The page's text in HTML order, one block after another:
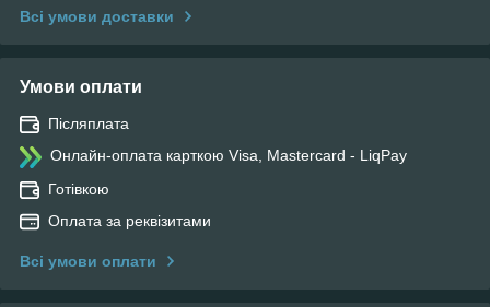
Всі умови доставки
Умови оплати
Післяплата
Онлайн-оплата карткою Visa, Mastercard - LiqPay
Готівкою
Оплата за реквізитами
Всі умови оплати